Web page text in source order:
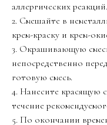
аллергических реакций.
2. Смешайте в
крем-краску и крем-
3. Окрашивающую
непосредственно
готовую смесь.
4. Нанесите красящую
течение
5. По окончании